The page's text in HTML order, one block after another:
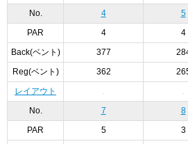
No. 4 5
PAR 4 4
Back(ベント) 377
Reg(ベント) 362
レイアウト
No. 7 8
PAR 5 3